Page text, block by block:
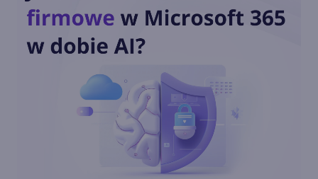
Nowy pasek narzędzi
Office. Jak to działa?
Microsoft Forms pozwala już
zbierać do 5 milionów
odpowiedzi na 1 formularz